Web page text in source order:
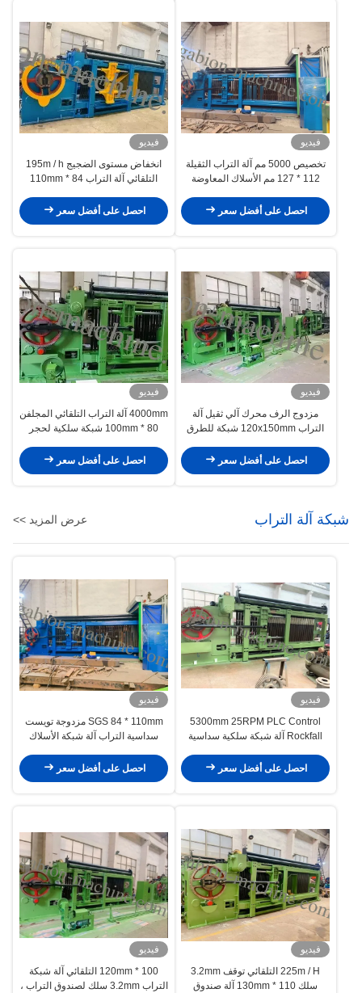
فيديو
تخصيص 5000 مم آلة التراب الثقيلة
112 * 127 مم الأسلاك المعاوضة
احصل على أفضل سعر
فيديو
انخفاض مستوى الضجيج 195m / h
التلقائي آلة التراب 84 * 110mm
احصل على أفضل سعر
فيديو
مزدوج الرف محرك آلي ثقيل آلة
التراب 120x150mm شبكة للطرق
احصل على أفضل سعر
فيديو
4000mm آلة التراب التلقائي المجلفن
80 * 100mm شبكة سلكية لحجر
احصل على أفضل سعر
شبكة آلة التراب عرض المزيد >>
فيديو
5300mm 25RPM PLC Control
Rockfall آلة شبكة سلكية سداسية
احصل على أفضل سعر
فيديو
SGS 84 * 110mm مزدوجة تويست
سداسية التراب آلة شبكة الأسلاك
احصل على أفضل سعر
فيديو
225m / H التلقائي توقف 3.2mm
سلك 110 * 130mm آلة صندوق
فيديو
100 * 120mm التلقائي آلة شبكة
التراب 3.2mm سلك لصندوق التراب ،